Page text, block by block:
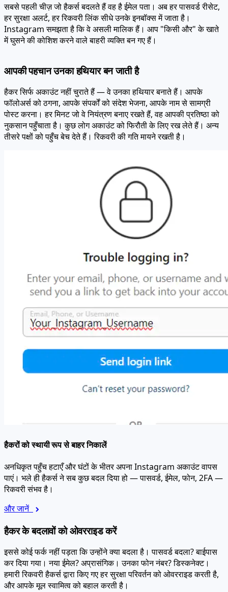
सबसे पहली चीज़ जो हैकर्स बदलते हैं वह है ईमेल पता। अब हर पासवर्ड रीसेट,
हर सुरक्षा अलर्ट, हर रिकवरी लिंक सीधे उनके इनबॉक्स में जाता है।
Instagram समझता है कि वे असली मालिक हैं। आप "किसी और" के खाते
में घुसने की कोशिश करने वाले बाहरी व्यक्ति बन गए हैं।
आपकी पहचान उनका हथियार बन जाती है
हैकर सिर्फ अकाउंट नहीं चुराते हैं — वे उनका हथियार बनाते हैं। आपके
फॉलोअर्स को ठगना, आपके संपर्कों को संदेश भेजना, आपके नाम से सामग्री
पोस्ट करना। हर मिनट जो वे नियंत्रण बनाए रखते हैं, वह आपकी प्रतिष्ठा को
नुकसान पहुँचाता है। कुछ लोग अकाउंट को फिरौती के लिए रख लेते हैं। अन्य
तीसरे पक्षों को पहुँच बेच देते हैं। रिकवरी की गति मायने रखती है।
हैकरों को स्थायी रूप से बाहर निकालें
अनधिकृत पहुँच हटाएँ और घंटों के भीतर अपना Instagram अकाउंट वापस
पाएं। भले ही हैकर्स ने सब कुछ बदल दिया हो — पासवर्ड, ईमेल, फोन, 2FA —
रिकवरी संभव है।
और जानें
हैकर के बदलावों को ओवरराइड करें
इससे कोई फर्क नहीं पड़ता कि उन्होंने क्या बदला है। पासवर्ड बदला? बाईपास
कर दिया गया। नया ईमेल? अप्रासंगिक। उनका फोन नंबर? डिस्कनेक्ट।
हमारी रिकवरी हैकर्स द्वारा किए गए हर सुरक्षा परिवर्तन को ओवरराइड करती है,
और आपके मूल स्वामित्व को बहाल करती है।